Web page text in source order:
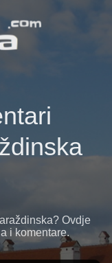
Ovdje
i komentare.